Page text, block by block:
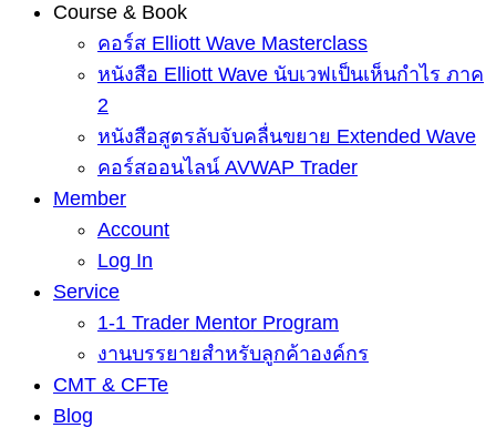
Course & Book
คอร์ส Elliott Wave Masterclass
หนังสือ Elliott Wave นับเวฟเป็นเห็นกำไร ภาค
2
หนังสือสูตรลับจับคลื่นขยาย Extended Wave
คอร์สออนไลน์ AVWAP Trader
Member
Account
Log In
Service
1-1 Trader Mentor Program
งานบรรยายสำหรับลูกค้าองค์กร
CMT & CFTe
Blog